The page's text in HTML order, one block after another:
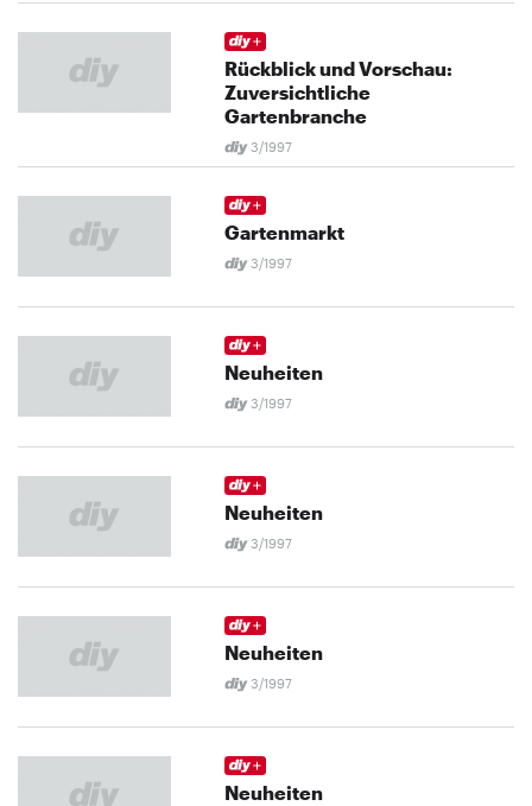
Rückblick und Vorschau:
Zuversichtliche
Gartenbranche
3/1997
Gartenmarkt
3/1997
Neuheiten
3/1997
Neuheiten
3/1997
Neuheiten
3/1997
Neuheiten